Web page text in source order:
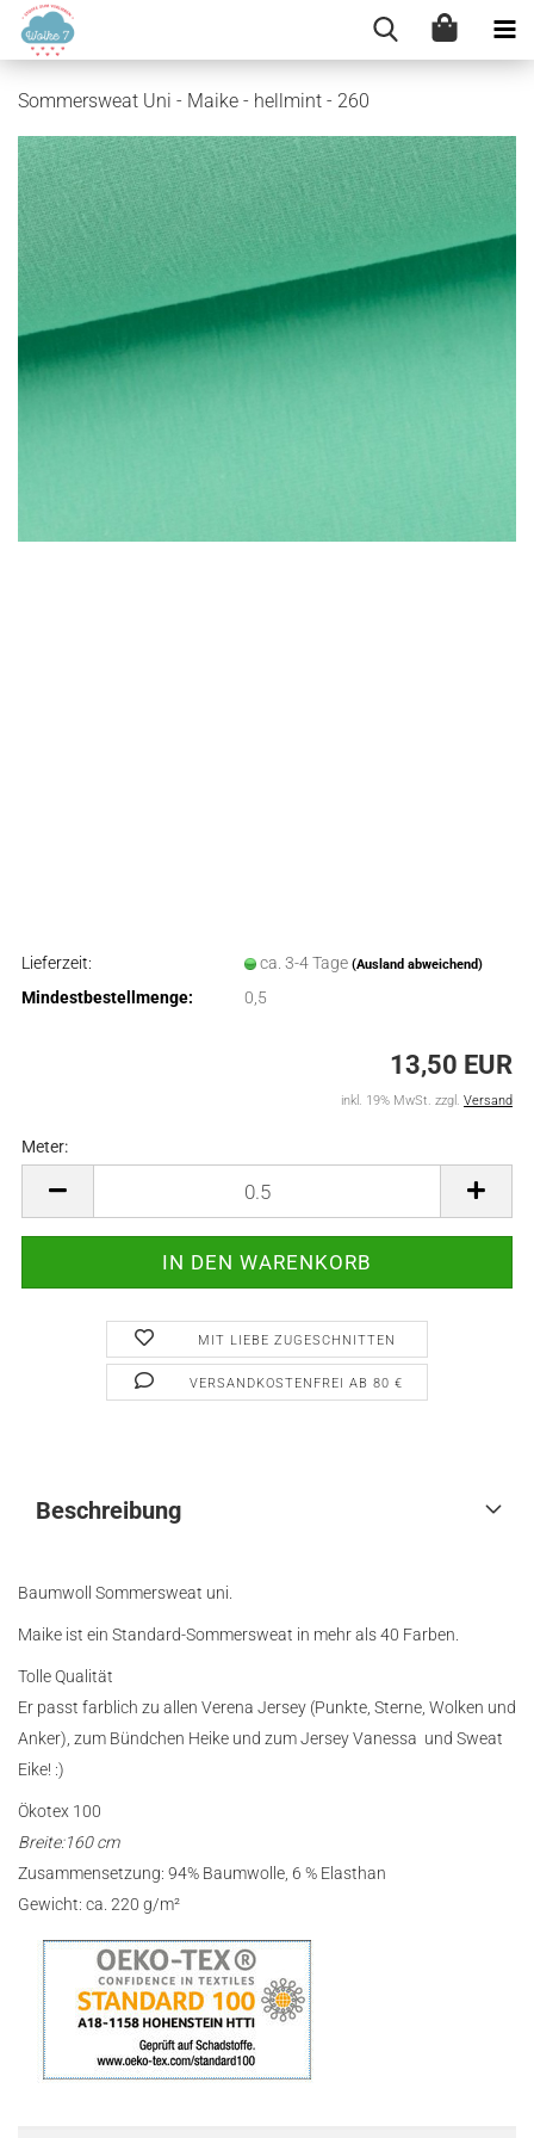
Sommersweat Uni - Maike - hellmint - 260
Lieferzeit: ca. 3-4 Tage (Ausland abweichend)
Mindestbestellmenge: 0,5
13,50 EUR
inkl. 19% MwSt. zzgl. Versand
Meter:
MIT LIEBE ZUGESCHNITTEN
VERSANDKOSTENFREI AB 80 €
Beschreibung
Baumwoll Sommersweat uni.
Maike ist ein Standard-Sommersweat in mehr als 40 Farben.
Tolle Qualität
Er passt farblich zu allen Verena Jersey (Punkte, Sterne, Wolken und
Anker), zum Bündchen Heike und zum Jersey Vanessa und Sweat
Eike! :)
Ökotex 100
Breite:160 cm
Zusammensetzung: 94% Baumwolle, 6 % Elasthan
Gewicht: ca. 220 g/m²